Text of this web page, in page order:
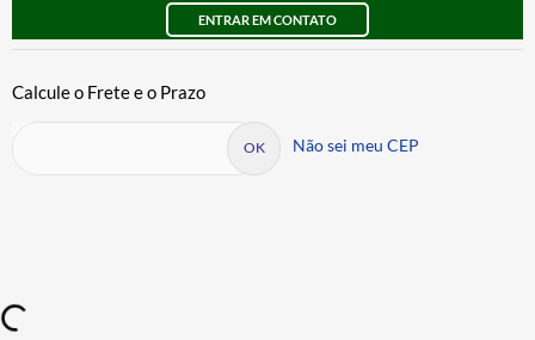
ENTRAR EM CONTATO
Não sei meu CEP